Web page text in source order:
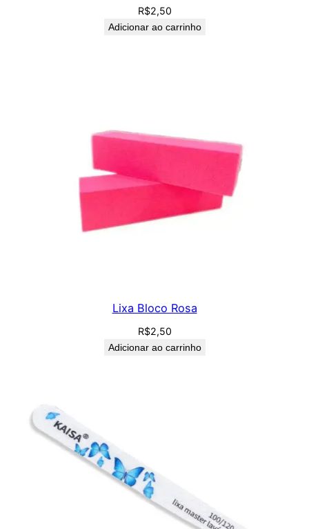
R$2,50
Adicionar ao carrinho
Lixa Bloco Rosa
R$2,50
Adicionar ao carrinho